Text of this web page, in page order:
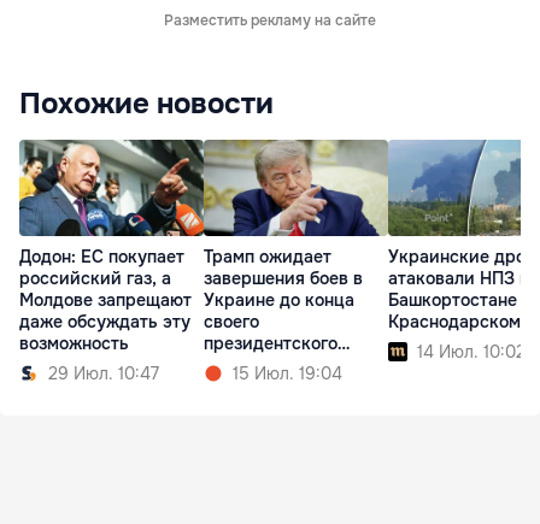
Разместить рекламу на сайте
Похожие новости
Додон: ЕС покупает
российский газ, а
Молдове запрещают
даже обсуждать эту
возможность
29 Июл. 10:47
Трамп ожидает
завершения боев в
Украине до конца
своего
президентского
срока15 Июл. 19:04
Украинские
атаковали НПЗ в
Башкортостане и
Краснодарском
14 Июл. 10:02